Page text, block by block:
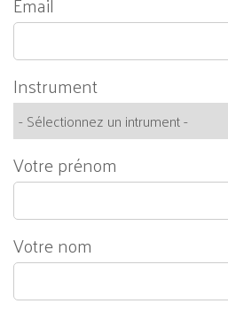
Instrument
Votre prénom
Votre nom